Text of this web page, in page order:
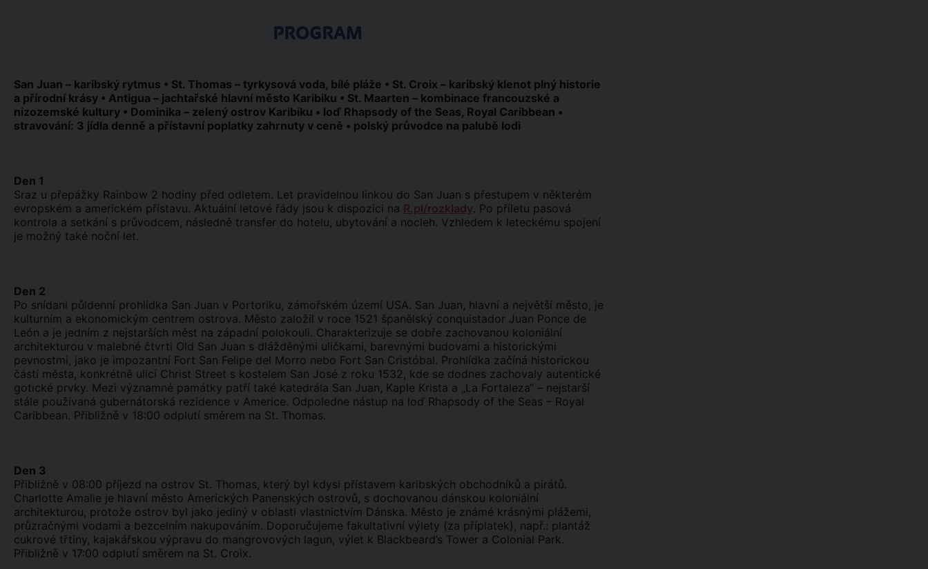
PROGRAM
San Juan – karibský rytmus • St. Thomas – tyrkysová voda, bílé pláže • St. Croix – karibský klenot plný historie
a přírodní krásy • Antigua – jachtařské hlavní město Karibiku • St. Maarten – kombinace francouzské a
nizozemské kultury • Dominika – zelený ostrov Karibiku • loď Rhapsody of the Seas, Royal Caribbean •
stravování: 3 jídla denně a přístavní poplatky zahrnuty v ceně • polský průvodce na palubě lodi
Den 1
Sraz u přepážky Rainbow 2 hodiny před odletem. Let pravidelnou linkou do San Juan s přestupem v některém
evropském a americkém přístavu. Aktuální letové řády jsou k dispozici na R.pl/rozklady. Po příletu pasová
kontrola a setkání s průvodcem, následně transfer do hotelu, ubytování a nocleh. Vzhledem k leteckému spojení
je možný také noční let.
Den 2
Po snídani půldenní prohlídka San Juan v Portoriku, zámořském území USA. San Juan, hlavní a největší město, je
kulturním a ekonomickým centrem ostrova. Město založil v roce 1521 španělský conquistador Juan Ponce de
León a je jedním z nejstarších měst na západní polokouli. Charakterizuje se dobře zachovanou koloniální
architekturou v malebné čtvrti Old San Juan s dlážděnými uličkami, barevnými budovami a historickými
pevnostmi, jako je impozantní Fort San Felipe del Morro nebo Fort San Cristóbal. Prohlídka začíná historickou
částí města, konkrétně ulicí Christ Street s kostelem San José z roku 1532, kde se dodnes zachovaly autentické
gotické prvky. Mezi významné památky patří také katedrála San Juan, Kaple Krista a „La Fortaleza“ – nejstarší
stále používaná gubernátorská rezidence v Americe. Odpoledne nástup na loď Rhapsody of the Seas – Royal
Caribbean. Přibližně v 18:00 odplutí směrem na St. Thomas.
Den 3
Přibližně v 08:00 příjezd na ostrov St. Thomas, který byl kdysi přístavem karibských obchodníků a pirátů.
Charlotte Amalie je hlavní město Amerických Panenských ostrovů, s dochovanou dánskou koloniální
architekturou, protože ostrov byl jako jediný v oblasti vlastnictvím Dánska. Město je známé krásnými plážemi,
průzračnými vodami a bezcelním nakupováním. Doporučujeme fakultativní výlety (za příplatek), např.: plantáž
cukrové třtiny, kajakářskou výpravu do mangrovových lagun, výlet k Blackbeard’s Tower a Colonial Park.
Přibližně v 17:00 odplutí směrem na St. Croix.